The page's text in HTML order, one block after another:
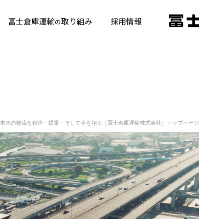
冨士倉庫運輸の取り組み 採用情報
未来の物流を創造・提案・そして今を翔る［冨士倉庫運輸株式会社］トップページ